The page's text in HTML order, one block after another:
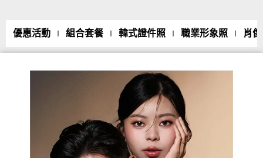
優惠活動 組合套餐 韓式證件照 職業形象照 肖